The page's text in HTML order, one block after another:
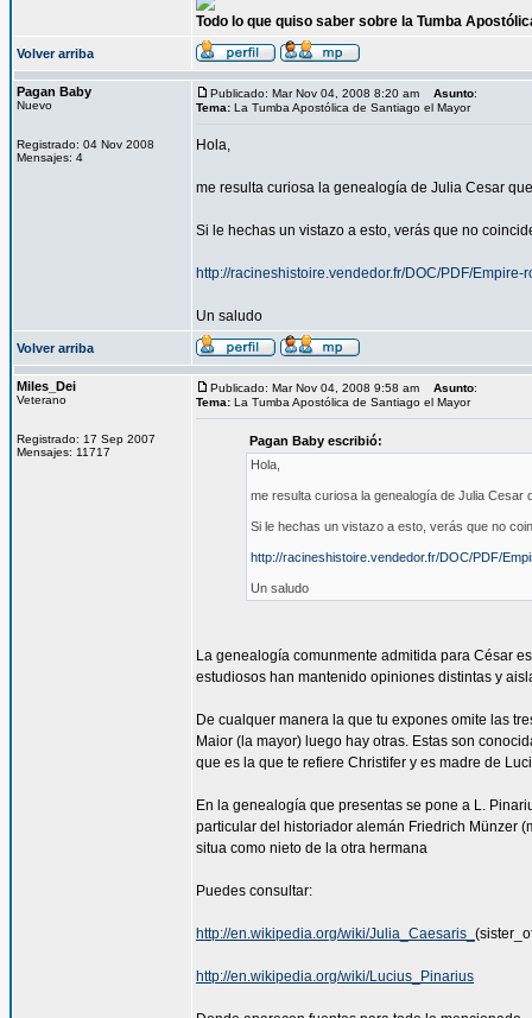
Todo lo que quiso saber sobre la Tumba
Volver arriba
Pagan Baby
Nuevo
Registrado: 04 Nov 2008
Mensajes: 4
Publicado: Mar Nov 04, 2008 8:20 am Asunto:
Tema: La Tumba Apostólica de Santiago el Mayor
Hola,
me resulta curiosa la genealogía de Julia Cesar
Si le hechas un vistazo a esto, verás que no
http://racineshistoire.vendedor.fr/DOC/PDF/Empire-
Un saludo
Volver arriba
Miles_Dei
Veterano
Registrado: 17 Sep 2007
Mensajes: 11717
Publicado: Mar Nov 04, 2008 9:58 am Asunto:
Tema: La Tumba Apostólica de Santiago el Mayor
Pagan Baby escribió:
Hola,
me resulta curiosa la genealogía de Julia
Si le hechas un vistazo a esto, verás que no
http://racineshistoire.vendedor.fr/DOC/PDF/
Un saludo
La genealogía comunmente admitida para César
estudiosos han mantenido opiniones distintas y
De cualquer manera la que tu expones omite las
Maior (la mayor) luego hay otras. Estas son
que es la que te refiere Christifer y es madre de
En la genealogía que presentas se pone a L.
particular del historiador alemán Friedrich Münzer
situa como nieto de la otra hermana
Puedes consultar:
http://en.wikipedia.org/wiki/Julia_Caesaris_
http://en.wikipedia.org/wiki/Lucius_Pinarius